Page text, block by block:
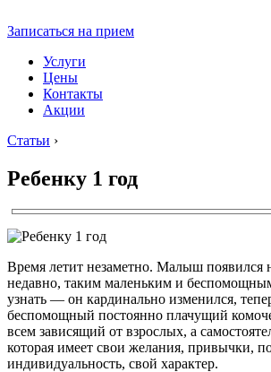
Записаться на прием
Услуги
Цены
Контакты
Акции
Статьи ›
Ребенку 1 год
Время летит незаметно. Малыш появился
недавно, таким маленьким и
узнать — он кардинально изменился,
беспомощный постоянно плачущий
всем зависящий от взрослых, а
которая имеет свои желания, привычки,
индивидуальность, свой характер.